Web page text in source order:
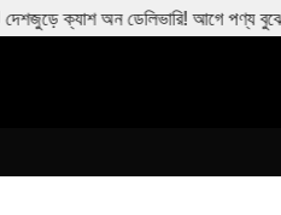
ক্যাশ অন ডেলিভারি! আগে পণ্য বুঝে